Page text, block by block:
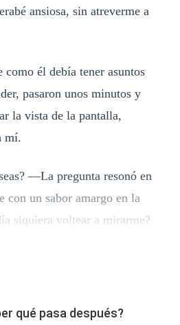
ansiosa, sin atreverme a
como él debía tener asuntos
pasaron unos minutos y
la vista de la pantalla,
mí.
—La pregunta resonó en
con un sabor amargo en la
siquiera voltear a mirarme?
qué pasa después?